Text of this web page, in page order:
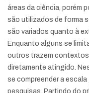
áreas da ciência, porém
são utilizados de forma
são variados quanto à
Enquanto alguns se
outros trazem
diretamente atingido.
se compreender a
pesquisas. Partindo do